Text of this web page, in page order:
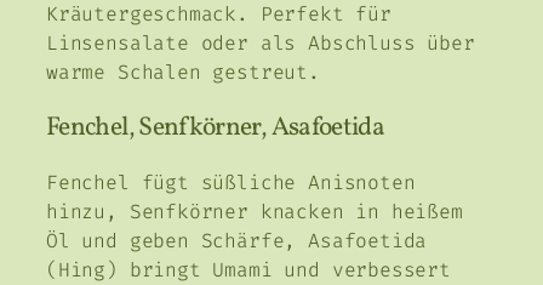
Kräutergeschmack. Perfekt für
Linsensalate oder als Abschluss über
warme Schalen gestreut.
Fenchel, Senfkörner, Asafoetida
Fenchel fügt süßliche Anisnoten
hinzu, Senfkörner knacken in heißem
Öl und geben Schärfe, Asafoetida
(Hing) bringt Umami und verbessert